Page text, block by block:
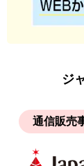
ジ
通信販売